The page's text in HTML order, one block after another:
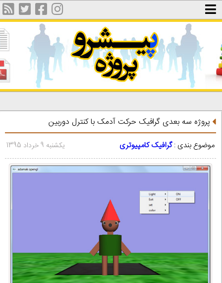
پروژه سه بعدی گرافیک حرکت آدمک با کنترل دوربین
موضوع بندی :گرافیک کامپیوتری یکشنبه 9 خرداد 1395